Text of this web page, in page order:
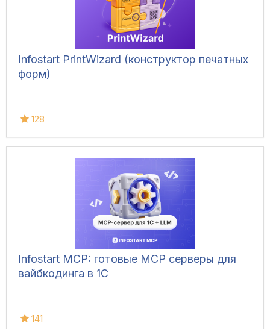
Infostart PrintWizard (конструктор печатных
форм)
128
Infostart MCP: готовые MCP серверы для
вайбкодинга в 1С
141